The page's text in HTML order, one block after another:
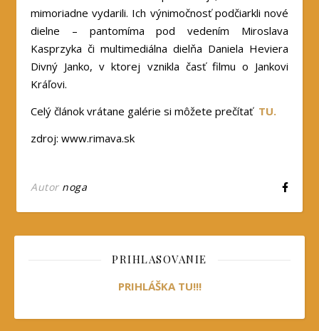
mimoriadne vydarili. Ich výnimočnosť podčiarkli nové
dielne – pantomíma pod vedením Miroslava
Kasprzyka či multimediálna dielňa Daniela Heviera
Divný Janko, v ktorej vznikla časť filmu o Jankovi
Kráľovi.
Celý článok vrátane galérie si môžete prečítať TU.
zdroj: www.rimava.sk
Autor noga
PRIHLASOVANIE
PRIHLÁŠKA TU!!!